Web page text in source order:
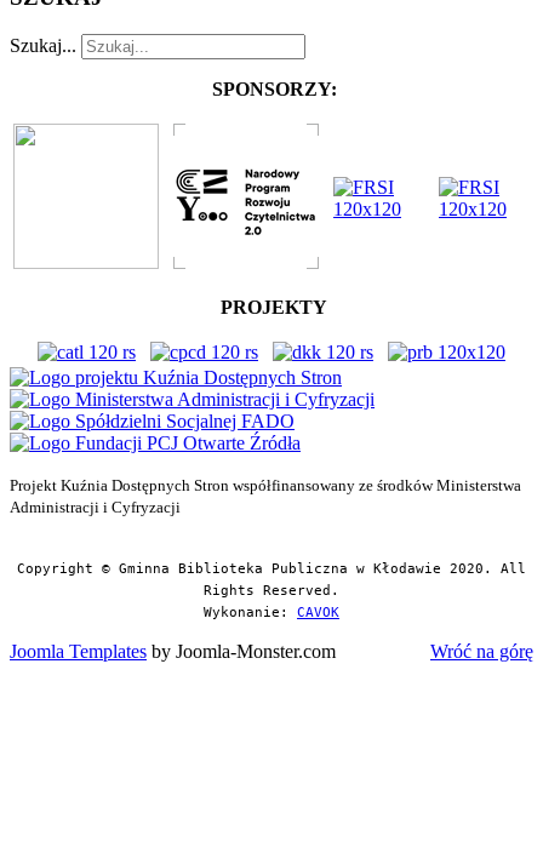
Szukaj...
SPONSORZY:
PROJEKTY
Projekt Kuźnia Dostępnych Stron współfinansowany ze środków Ministerstwa
Administracji i Cyfryzacji
Copyright © Gminna Biblioteka Publiczna w Kłodawie 2020. All
Rights Reserved.
Wykonanie: CAVOK
Joomla Templates by Joomla-Monster.com Wróć na górę